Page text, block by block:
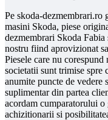
Pe skoda-dezmembrari.ro
masini Skoda, piese
dezmembrari Skoda
nostru fiind aprovizionat
Piesele care nu
societatii sunt trimise spre
anumite puncte de vedere
suplimentar din partea
acordam cumparatorului o
achizitionarii si